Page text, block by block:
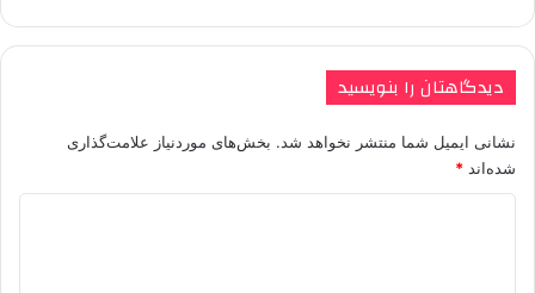
دیدگاهتان را بنویسید
نشانی ایمیل شما منتشر نخواهد شد. بخش‌های موردنیاز علامت‌گذاری
شده‌اند *